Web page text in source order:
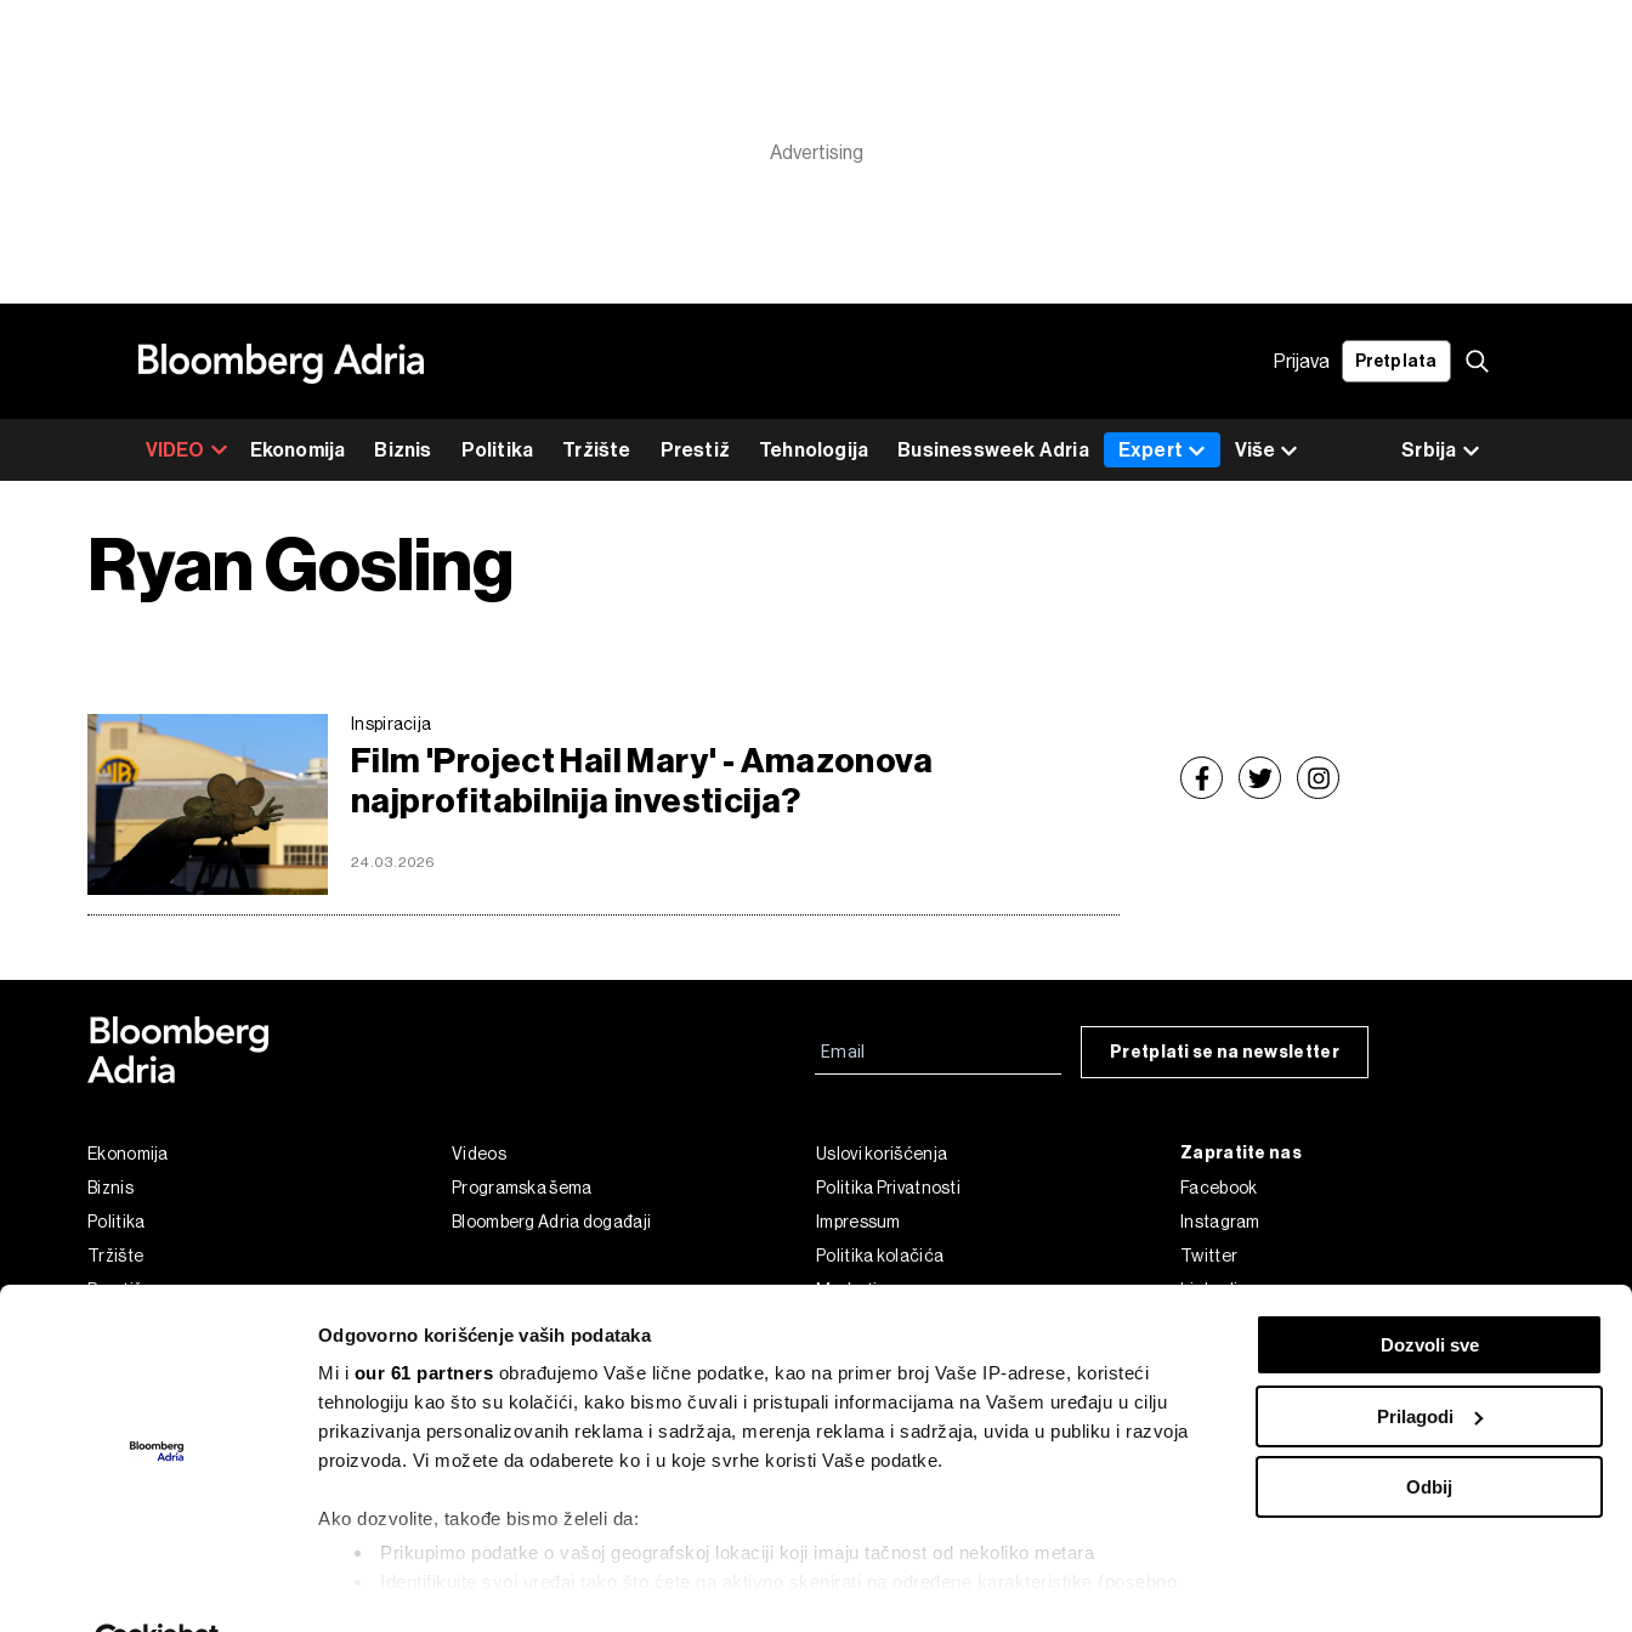
Odgovorno korišćenje vaših podataka
Mi i our 61 partners obrađujemo Vaše lične podatke, kao na primer broj Vaše IP-adrese, koristeći
tehnologiju kao što su kolačići, kako bismo čuvali i pristupali informacijama na Vašem uređaju u cilju
prikazivanja personalizovanih reklama i sadržaja, merenja reklama i sadržaja, uvida u publiku i razvoja
proizvoda. Vi možete da odaberete ko i u koje svrhe koristi Vaše podatke.
Ako dozvolite, takođe bismo želeli da:
Prikupimo podatke o vašoj geografskoj lokaciji koji imaju tačnost od nekoliko metara
Dozvoli sve
Prilagodi
Odbij
Prijava Pretplata
VIDEO Ekonomija Biznis Politika Tržište Prestiž Tehnologija Businessweek Adria Srbija
Expert Više
Ryan Gosling
Inspiracija
Film 'Project Hail Mary' - Amazonova
najprofitabilnija investicija?
24.03.2026
Pretplati se na newsletter
Ekonomija
Biznis
Politika
Tržište
Prestiž
Videos
Programska šema
Bloomberg Adria događaji
Uslovi korišćenja
Politika Privatnosti
Impressum
Politika kolačića
Marketing
Zapratite nas
Facebook
Instagram
Twitter
Linkedin